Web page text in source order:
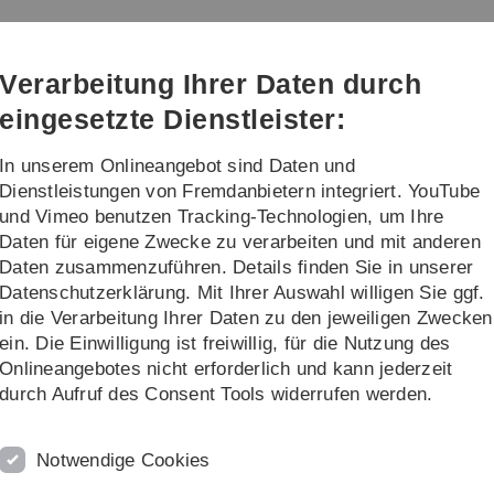
Direkt
Direkt
Direkt
(Sprache,
Drucken,
Social
Direkt
Direkt
Transfer
für Digital Business
Professur für Digital Business
gestalten wir denzukunftsorientierten Einsatz digitaler
Unser Ziel ist es dabei, über herkömmliche
auf eine
ersten Blick im Widerspruch zu nachhaltigen Zielen
Ressourceneinsparungen und die Reduzierung von
Verarbeitung Ihrer Daten durch
eingesetzte Dienstleister:
In unserem Onlineangebot sind Daten und
Dienstleistungen von Fremdanbietern integriert. YouTube
und Vimeo benutzen Tracking-Technologien, um Ihre
Daten für eigene Zwecke zu verarbeiten und mit anderen
Daten zusammenzuführen. Details finden Sie in unserer
Datenschutzerklärung. Mit Ihrer Auswahl willigen Sie ggf.
in die Verarbeitung Ihrer Daten zu den jeweiligen Zwecken
ein. Die Einwilligung ist freiwillig, für die Nutzung des
Onlineangebotes nicht erforderlich und kann jederzeit
durch Aufruf des Consent Tools widerrufen werden.
Notwendige Cookies